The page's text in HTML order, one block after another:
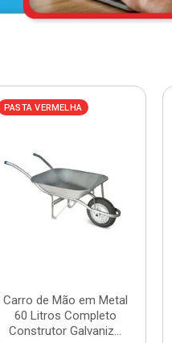
PASTA VERMELHA
Carro de Mão em Metal
60 Litros Completo
Construtor Galvaniz...